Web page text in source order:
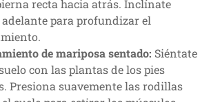
recta hacia atrás. Inclínate
para profundizar el
de mariposa sentado: Siéntate
con las plantas de los pies
Presiona suavemente las rodillas